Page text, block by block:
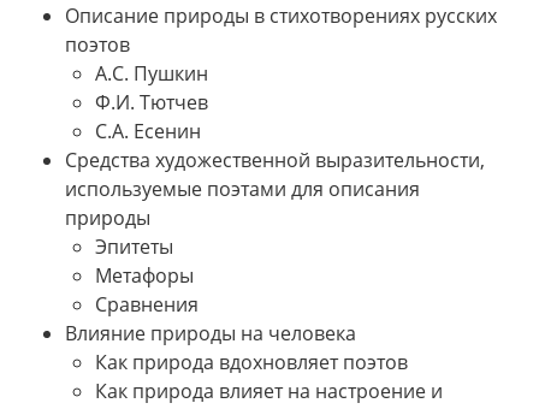
Описание природы в стихотворениях русских
поэтов
А.С. Пушкин
Ф.И. Тютчев
С.А. Есенин
Средства художественной выразительности,
используемые поэтами для описания
природы
Эпитеты
Метафоры
Сравнения
Влияние природы на человека
Как природа вдохновляет поэтов
Как природа влияет на настроение и